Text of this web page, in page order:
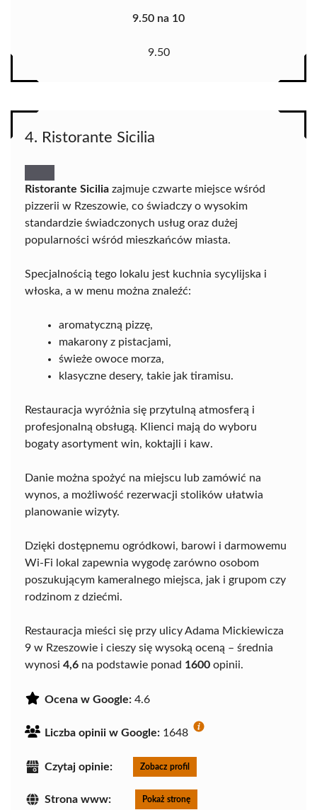
9.50 na 10
9.50
4. Ristorante Sicilia
Ristorante Sicilia zajmuje czwarte miejsce wśród
pizzerii w Rzeszowie, co świadczy o wysokim
standardzie świadczonych usług oraz dużej
popularności wśród mieszkańców miasta.
Specjalnością tego lokalu jest kuchnia sycylijska i
włoska, a w menu można znaleźć:
aromatyczną pizzę,
makarony z pistacjami,
świeże owoce morza,
klasyczne desery, takie jak tiramisu.
Restauracja wyróżnia się przytulną atmosferą i
profesjonalną obsługą. Klienci mają do wyboru
bogaty asortyment win, koktajli i kaw.
Danie można spożyć na miejscu lub zamówić na
wynos, a możliwość rezerwacji stolików ułatwia
planowanie wizyty.
Dzięki dostępnemu ogródkowi, barowi i darmowemu
Wi-Fi lokal zapewnia wygodę zarówno osobom
poszukującym kameralnego miejsca, jak i grupom czy
rodzinom z dziećmi.
Restauracja mieści się przy ulicy Adama Mickiewicza
9 w Rzeszowie i cieszy się wysoką oceną – średnia
wynosi 4,6 na podstawie ponad 1600 opinii.
Ocena w Google: 4.6
Liczba opinii w Google: 1648
Czytaj opinie: Zobacz profil
Strona www: Pokaż stronę